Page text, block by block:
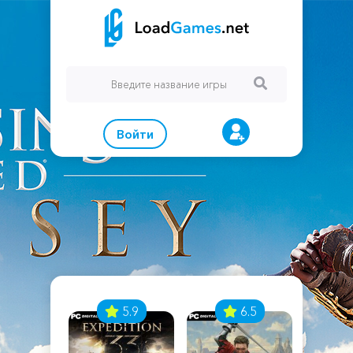
Войти
5.9 6.5